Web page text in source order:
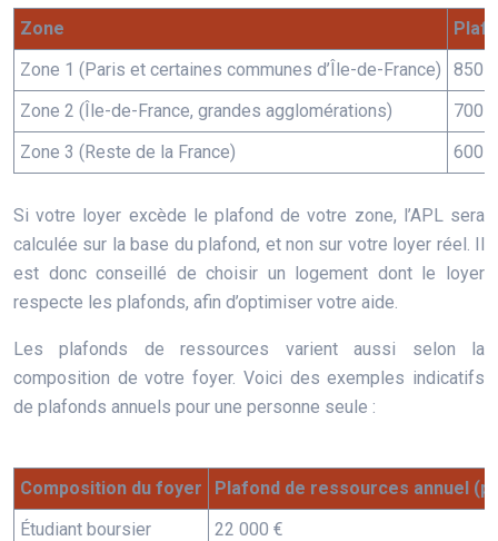
Zone
Zone 1 (Paris et certaines communes d’Île-de-France)
850 €
Zone 2 (Île-de-France, grandes agglomérations)
700 €
Zone 3 (Reste de la France)
600 €
Si votre loyer excède le plafond de votre zone, l’APL sera
calculée sur la base du plafond, et non sur votre loyer réel. Il
est donc conseillé de choisir un logement dont le loyer
respecte les plafonds, afin d’optimiser votre aide.
Les plafonds de ressources varient aussi selon la
composition de votre foyer. Voici des exemples indicatifs
de plafonds annuels pour une personne seule :
Composition du foyer
Plafond de ressources annuel
Étudiant boursier
22 000 €